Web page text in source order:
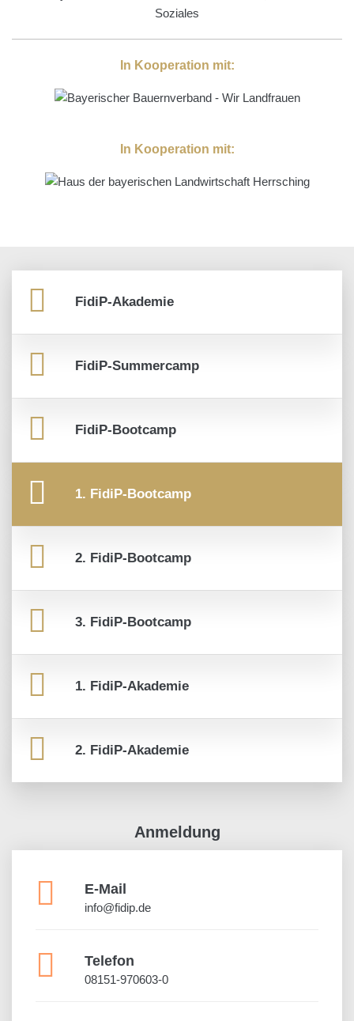
In Kooperation mit:
In Kooperation mit:
FidiP-Akademie
FidiP-Summercamp
FidiP-Bootcamp
1. FidiP-Bootcamp
2. FidiP-Bootcamp
3. FidiP-Bootcamp
1. FidiP-Akademie
2. FidiP-Akademie
Anmeldung
E-Mail
info@fidip.de
Telefon
08151-970603-0